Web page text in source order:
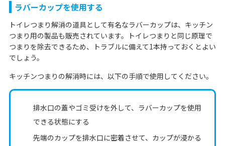
ラバーカップを使用する
トイレつまり解消の道具として有名なラバーカップは、キッチン
つまり用の製品も販売されています。トイレつまりと同じ原理で
つまりを除去できるため、トラブルに備えて1本持っておくとよい
でしょう。
キッチンつまりの解消時には、以下の手順で使用してください。
排水口の蓋やゴミ受けを外して、ラバーカップを使用
できる状態にする
先端のカップを排水口に密着させて、カップが浸かる